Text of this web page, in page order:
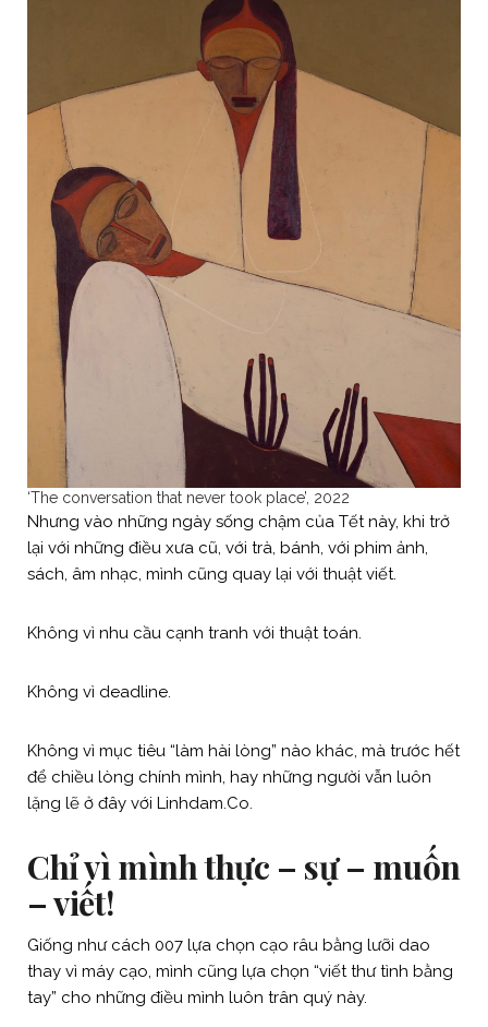
‘The conversation that never took place’, 2022
Nhưng vào những ngày sống chậm của Tết này, khi trở
lại với những điều xưa cũ, với trà, bánh, với phim ảnh,
sách, âm nhạc, mình cũng quay lại với thuật viết.
Không vì nhu cầu cạnh tranh với thuật toán.
Không vì deadline.
Không vì mục tiêu “làm hài lòng” nào khác, mà trước hết
để chiều lòng chính mình, hay những người vẫn luôn
lặng lẽ ở đây với Linhdam.Co.
Chỉ vì mình thực – sự – muốn
– viết!
Giống như cách 007 lựa chọn cạo râu bằng lưỡi dao
thay vì máy cạo, mình cũng lựa chọn “viết thư tình bằng
tay” cho những điều mình luôn trân quý này.